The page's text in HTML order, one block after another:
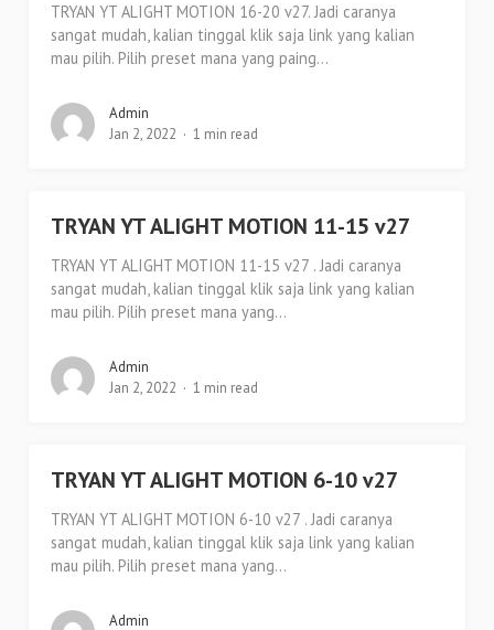
TRYAN YT ALIGHT MOTION 16-20 v27. Jadi caranya
sangat mudah, kalian tinggal klik saja link yang kalian
mau pilih. Pilih preset mana yang paing...
Admin
Jan 2, 2022
1 min read
TRYAN YT ALIGHT MOTION 11-15 v27
TRYAN YT ALIGHT MOTION 11-15 v27 . Jadi caranya
sangat mudah, kalian tinggal klik saja link yang kalian
mau pilih. Pilih preset mana yang...
Admin
Jan 2, 2022
1 min read
TRYAN YT ALIGHT MOTION 6-10 v27
TRYAN YT ALIGHT MOTION 6-10 v27 . Jadi caranya
sangat mudah, kalian tinggal klik saja link yang kalian
mau pilih. Pilih preset mana yang...
Admin